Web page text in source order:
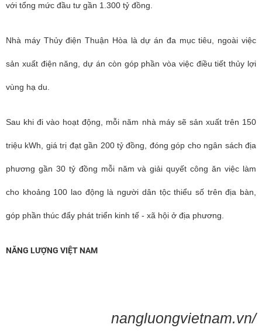
với tổng mức đầu tư gần 1.300 tỷ đồng.
Nhà máy Thủy điện Thuận Hòa là dự án đa mục tiêu, ngoài việc
sản xuất điện năng, dự án còn góp phần vòa việc điều tiết thủy lợi
vùng hạ du.
Sau khi đi vào hoạt động, mỗi năm nhà máy sẽ sản xuất trên 150
triệu kWh, giá trị đạt gần 200 tỷ đồng, đóng góp cho ngân sách địa
phương gần 30 tỷ đồng mỗi năm và giải quyết công ăn việc làm
cho khoảng 100 lao động là người dân tộc thiểu số trên địa bàn,
góp phần thúc đẩy phát triển kinh tế - xã hội ở địa phương.
NĂNG LƯỢNG VIỆT NAM
nangluongvietnam.vn/